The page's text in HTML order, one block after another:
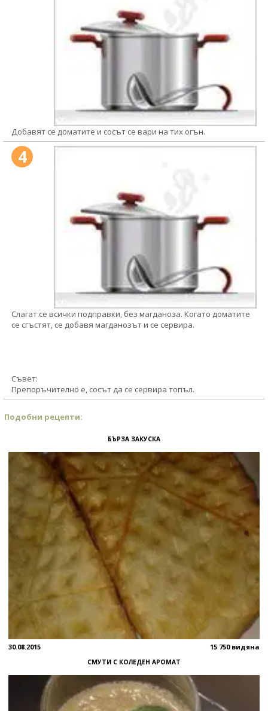
Добавят се доматите и сосът се вари на тих огън.
4
Слагат се всички подправки, без магданоза. Когато доматите
се сгъстят, се добавя магданозът и се сервира.
Съвет:
Препоръчително е, сосът да се сервира топъл.
Подобни рецепти:
БЪРЗА ЗАКУСКА
30.08.2015 15 750 видяна
СМУТИ С КОЛЕДЕН АРОМАТ